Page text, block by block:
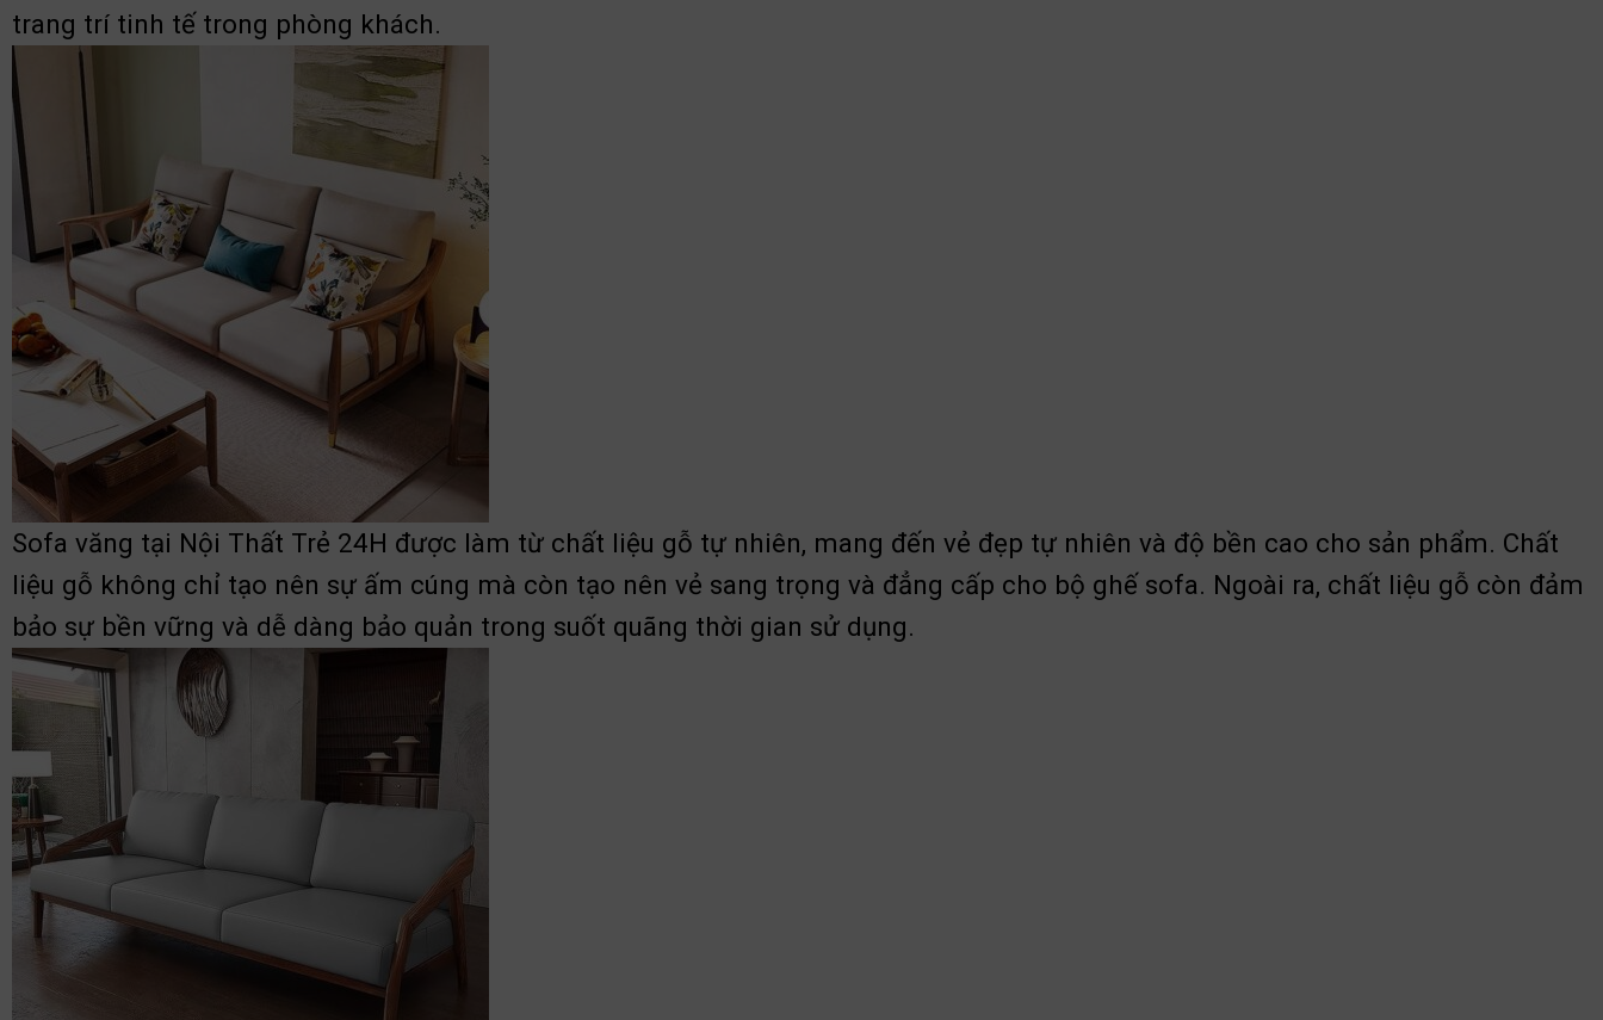
trang trí tinh tế trong phòng khách.
Sofa văng tại Nội Thất Trẻ 24H được làm từ chất liệu gỗ tự nhiên, mang đến vẻ đẹp tự nhiên và độ bền cao cho sản phẩm. Chất
liệu gỗ không chỉ tạo nên sự ấm cúng mà còn tạo nên vẻ sang trọng và đẳng cấp cho bộ ghế sofa. Ngoài ra, chất liệu gỗ còn đảm
bảo sự bền vững và dễ dàng bảo quản trong suốt quãng thời gian sử dụng.